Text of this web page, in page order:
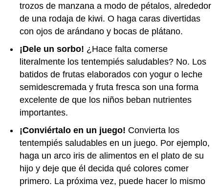
trozos de manzana a modo de pétalos, alrededor
de una rodaja de kiwi. O haga caras divertidas
con ojos de arándano y bocas de plátano.
¡Dele un sorbo! ¿Hace falta comerse
literalmente los tentempiés saludables? No. Los
batidos de frutas elaborados con yogur o leche
semidescremada y fruta fresca son una forma
excelente de que los niños beban nutrientes
importantes.
¡Conviértalo en un juego! Convierta los
tentempiés saludables en un juego. Por ejemplo,
haga un arco iris de alimentos en el plato de su
hijo y deje que él decida qué colores comer
primero. La próxima vez, puede hacer lo mismo